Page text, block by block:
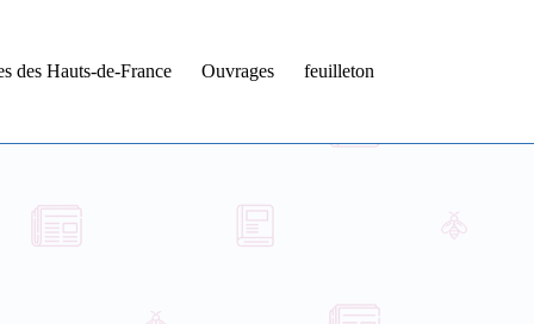
des Hauts-de-France Ouvrages feuilleton